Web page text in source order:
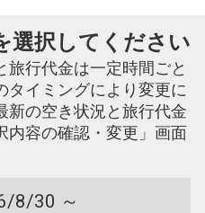
選択してください
旅行代金は一定時間ごと
タイミングにより変更に
新の空き状況と旅行代金
内容の確認・変更」画面
8/30 ～